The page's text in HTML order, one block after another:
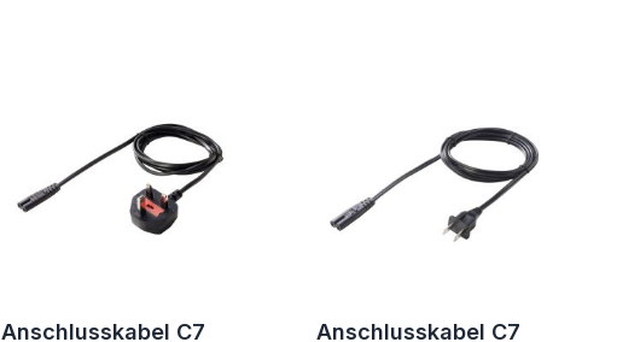
Anschlusskabel C7
Anschlusskabel C7